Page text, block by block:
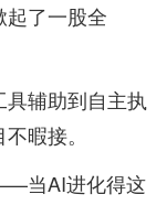
了一股全
辅助到自主执
暇接。
当AI进化得这